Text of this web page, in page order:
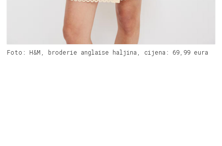
Foto: H&M, broderie anglaise haljina, cijena: 69,99 eura